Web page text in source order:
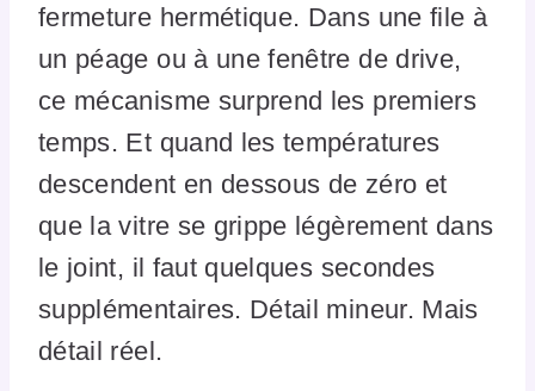
fermeture hermétique. Dans une file à
un péage ou à une fenêtre de drive,
ce mécanisme surprend les premiers
temps. Et quand les températures
descendent en dessous de zéro et
que la vitre se grippe légèrement dans
le joint, il faut quelques secondes
supplémentaires. Détail mineur. Mais
détail réel.